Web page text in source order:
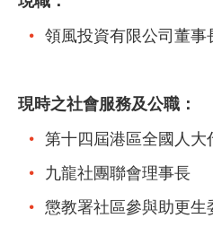
領風投資有限公司董事
現時之社會服務及公職：
第十四屆港區全國人大
九龍社團聯會理事長
懲教署社區參與助更生